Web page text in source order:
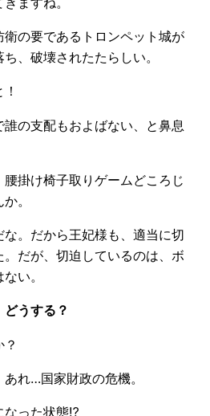
衛の要であるトロンペット城が
、破壊されたたらしい。
誰の支配もおよばない、と鼻息
掛け椅子取りゲームどころじ
。
な。だから王妃様も、適当に切
。だが、切迫しているのは、ボ
い。
どうする？
れ…国家財政の危機。
なった状態⁉︎